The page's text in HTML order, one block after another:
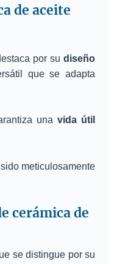
de aceite
por sudiseño
que se adapta
una vida útil
meticulosamente
cerámica de
se distingue por su